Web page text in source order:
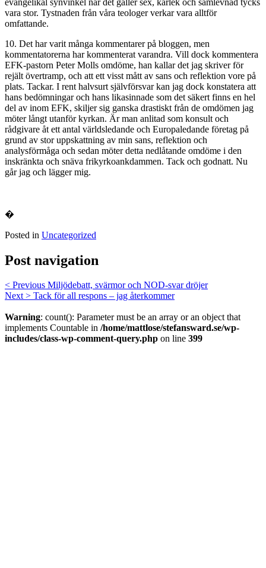
vara stor. Tystnaden från våra teologer verkar vara alltför
omfattande.
10. Det har varit många kommentarer på bloggen, men
kommentatorerna har kommenterat varandra. Vill dock kommentera
EFK-pastorn Peter Molls omdöme, han kallar det jag skriver för
rejält övertramp, och att ett visst mått av sans och reflektion vore på
plats. Tackar. I rent halvsurt självförsvar kan jag dock konstatera att
hans bedömningar och hans likasinnade som det säkert finns en hel
del av inom EFK, skiljer sig ganska drastiskt från de omdömen jag
möter långt utanför kyrkan. Är man anlitad som konsult och
rådgivare åt ett antal världsledande och Europaledande företag på
grund av stor uppskattning av min sans, reflektion och
analysförmåga och sedan möter detta nedlåtande omdöme i den
inskränkta och snäva frikyrkoankdammen. Tack och godnatt. Nu
går jag och lägger mig.
�
Posted in Uncategorized
Post navigation
< Previous Miljödebatt, svärmor och NOD-svar dröjer
Next > Tack för all respons – jag återkommer
Warning: count(): Parameter must be an array or an object that
implements Countable in /home/mattlose/stefansward.se/wp-
includes/class-wp-comment-query.php on line 399